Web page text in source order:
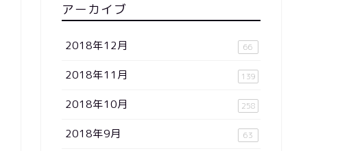
アーカイブ
2018年12月 66
2018年11月 139
2018年10月 258
2018年9月 63